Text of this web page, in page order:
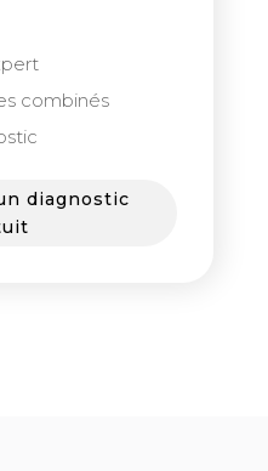
combinés
diagnostic